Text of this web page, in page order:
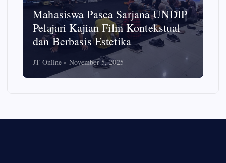
FISIP UNDIP Beri Literasi Digital
pada Ibu-ibu PKK untuk Cegah
Hoaks
JT Online October 7, 2025